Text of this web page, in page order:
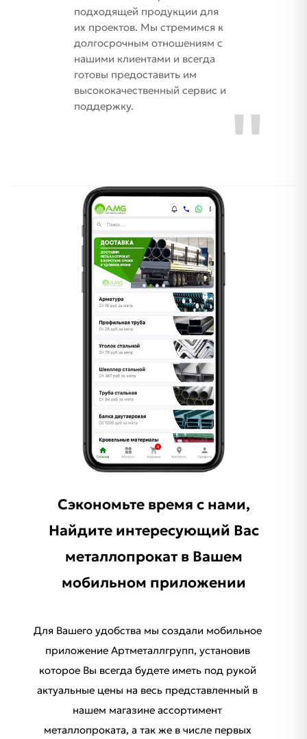
подходящей продукции для
их проектов. Мы стремимся к
долгосрочным отношениям с
нашими клиентами и всегда
готовы предоставить им
высококачественный сервис и
поддержку.
Сэкономьте время с нами,
Найдите интересующий Ваc
металлопрокат в Вашем
мобильном приложении
Для Вашего удобства мы создали мобильное
приложение Артметаллгрупп, установив
которое Вы всегда будете иметь под рукой
актуальные цены на весь представленный в
нашем магазине ассортимент
металлопроката, а так же в числе первых